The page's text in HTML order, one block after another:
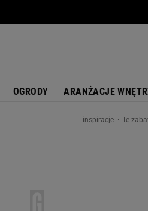
OGRODY ARANŻACJE
inspiracje Te